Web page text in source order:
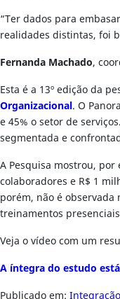
“Ter dados para
realidades distintas, foi
Fernanda Machado,
Esta é a 13º edição da
Organizacional. O
e 45% o setor de
segmentada e
A Pesquisa mostrou,
colaboradores e R$ 1
porém, não é observada
treinamentos
Veja o vídeo com um
A íntegra do estudo
Publicado em: Integração